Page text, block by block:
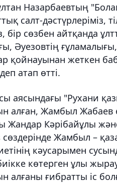
Назарбаевтың
салт-дәстүрлеріміз,
сөзбен айтқанда
Әуезовтің
қойнауынан жеткен
атап өтті.
аясындағы "Рухани
алған, Жамбыл Жабаев
Жандар Кәрібайұлы
Жамбыл –
кәусарымен
көтерген ұлы
алғаны ғибратты іс